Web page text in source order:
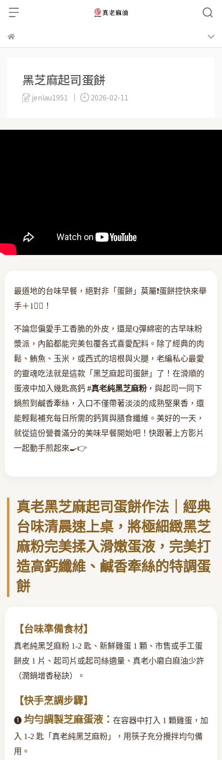
黑芝麻起司蛋餅
jenlau1951 2026-02-11
最道地的台味早餐，絕對非「蛋餅」莫屬❗️蛋餅控快來舉
手＋1🙋‍♂️！
不論您偏愛手工香脆的外皮，還是Q彈綿密的古早味粉
漿派，內餡都能完美包覆各式喜愛配料。除了經典的肉
鬆、鮪魚、玉米，或西式的培根與火腿，老編私心最愛
的靈魂吃法就是這款「黑芝麻起司蛋餅」了！在滑順的
蛋液中加入幾匙高鈣 #真老純黑芝麻粉，與起司一同下
鍋煎到鹹香牽絲，入口不僅帶著淡淡的成熟堅果香，還
能輕鬆補充每日所需的鈣質與膳食纖維。美好的一天，
就從這份營養滿分的美味早餐開始吧！快跟著上方影片
一起動手煎起來🍳👉
真老黑芝麻起司蛋餅作法｜經典
台味清晨速上桌，將極細緻黑芝
麻粉完美揉入滑嫩蛋液，完美打
造高鈣纖維、鹹香牽絲的特調蛋
餅
【台味準備食材】
真老純黑芝麻粉 1-2 匙、新鮮雞蛋 1 顆、市售或手工蛋
餅皮 1 片、起司片或起司絲適量、真老小磨白麻油少許
（潤鍋增香秘訣）。
【快手烹調步驟】
❶ 均勻調製芝麻蛋液： 在容器中打入 1 顆雞蛋，加
入 1-2 匙「真老純黑芝麻粉」，用筷子充分攪拌均勻備
用。